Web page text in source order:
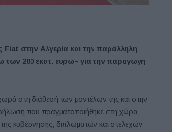
Fiat στην Αλγερία και την παράλληλη
των 200 εκατ. ευρώ– για την παραγωγή
στη διάθεσή των μοντέλων της και στην
που πραγματοποιήθηκε στη χώρα
κυβέρνησης, διπλωματών και στελεχών